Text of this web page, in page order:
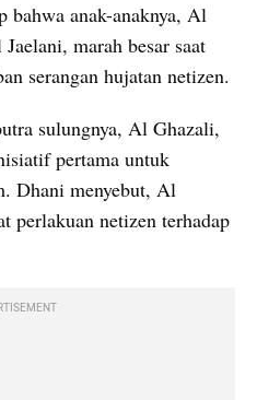
bahwa anak-anaknya, Al
marah besar saat
serangan hujatan netizen.
sulungnya, Al Ghazali,
pertama untuk
Dhani menyebut, Al
perlakuan netizen terhadap